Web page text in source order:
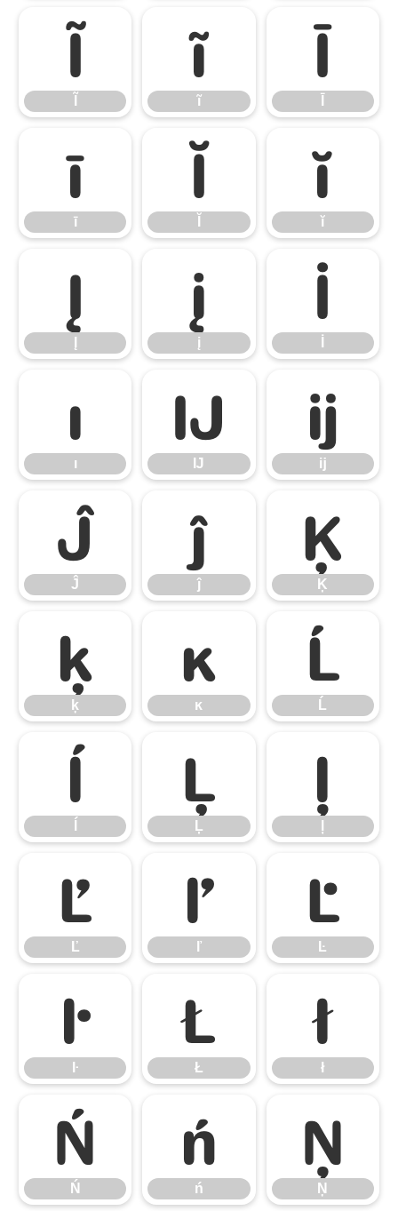
Ĩ ĩ
ĩ Ī
ī
ī Ĭ ĭ
ĭ
Į į
į İ
ı
ı Ĳ
Ĳ ĳ
ĳ
Ĵ
Ĵ ĵ
ĵ Ķ
Ķ
ķ
ķ ĸ
ĸ Ĺ
Ĺ
ĺ Ļ
Ļ ļ
Ľ
Ľ ľ
ľ Ŀ
Ŀ
ŀ
ŀ Ł
Ł ł
ł
Ń
Ń ń
ń Ņ
Ņ